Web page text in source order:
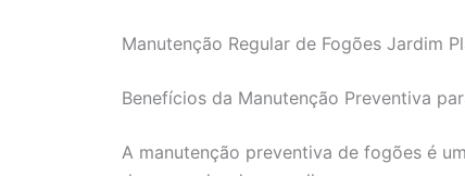
Manutenção Regular de Fogões Jardim
Benefícios da Manutenção Preventiva
A manutenção preventiva de fogões é